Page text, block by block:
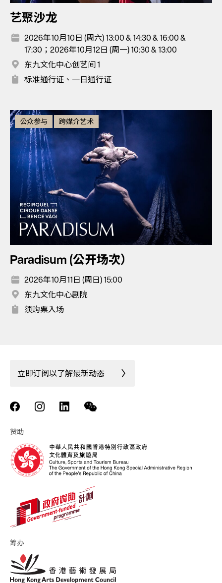
艺聚沙龙
2026年10月10日 (周六) 13:00 & 14:30 & 16:00 &
17:30；2026年10月12日 (周一) 10:30 & 13:00
东九文化中心创艺间 1
标准通行证、一日通行证
公众参与 跨媒介艺术
Paradisum (公开场次）
2026年10月11日 (周日) 15:00
东九文化中心剧院
须购票入场
立即订阅以了解最新动态
赞助
筹办